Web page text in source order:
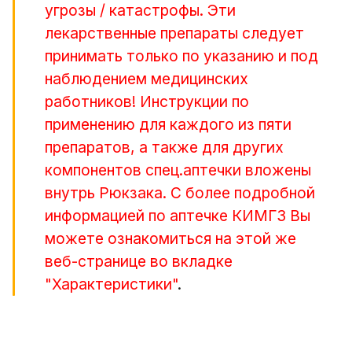
угрозы / катастрофы. Эти
лекарственные препараты следует
принимать только по указанию и под
наблюдением медицинских
работников! Инструкции по
применению для каждого из пяти
препаратов, а также для других
компонентов спец.аптечки вложены
внутрь Рюкзака. С более подробной
информацией по аптечке КИМГЗ Вы
можете ознакомиться на этой же
веб-странице во вкладке
"Характеристики".